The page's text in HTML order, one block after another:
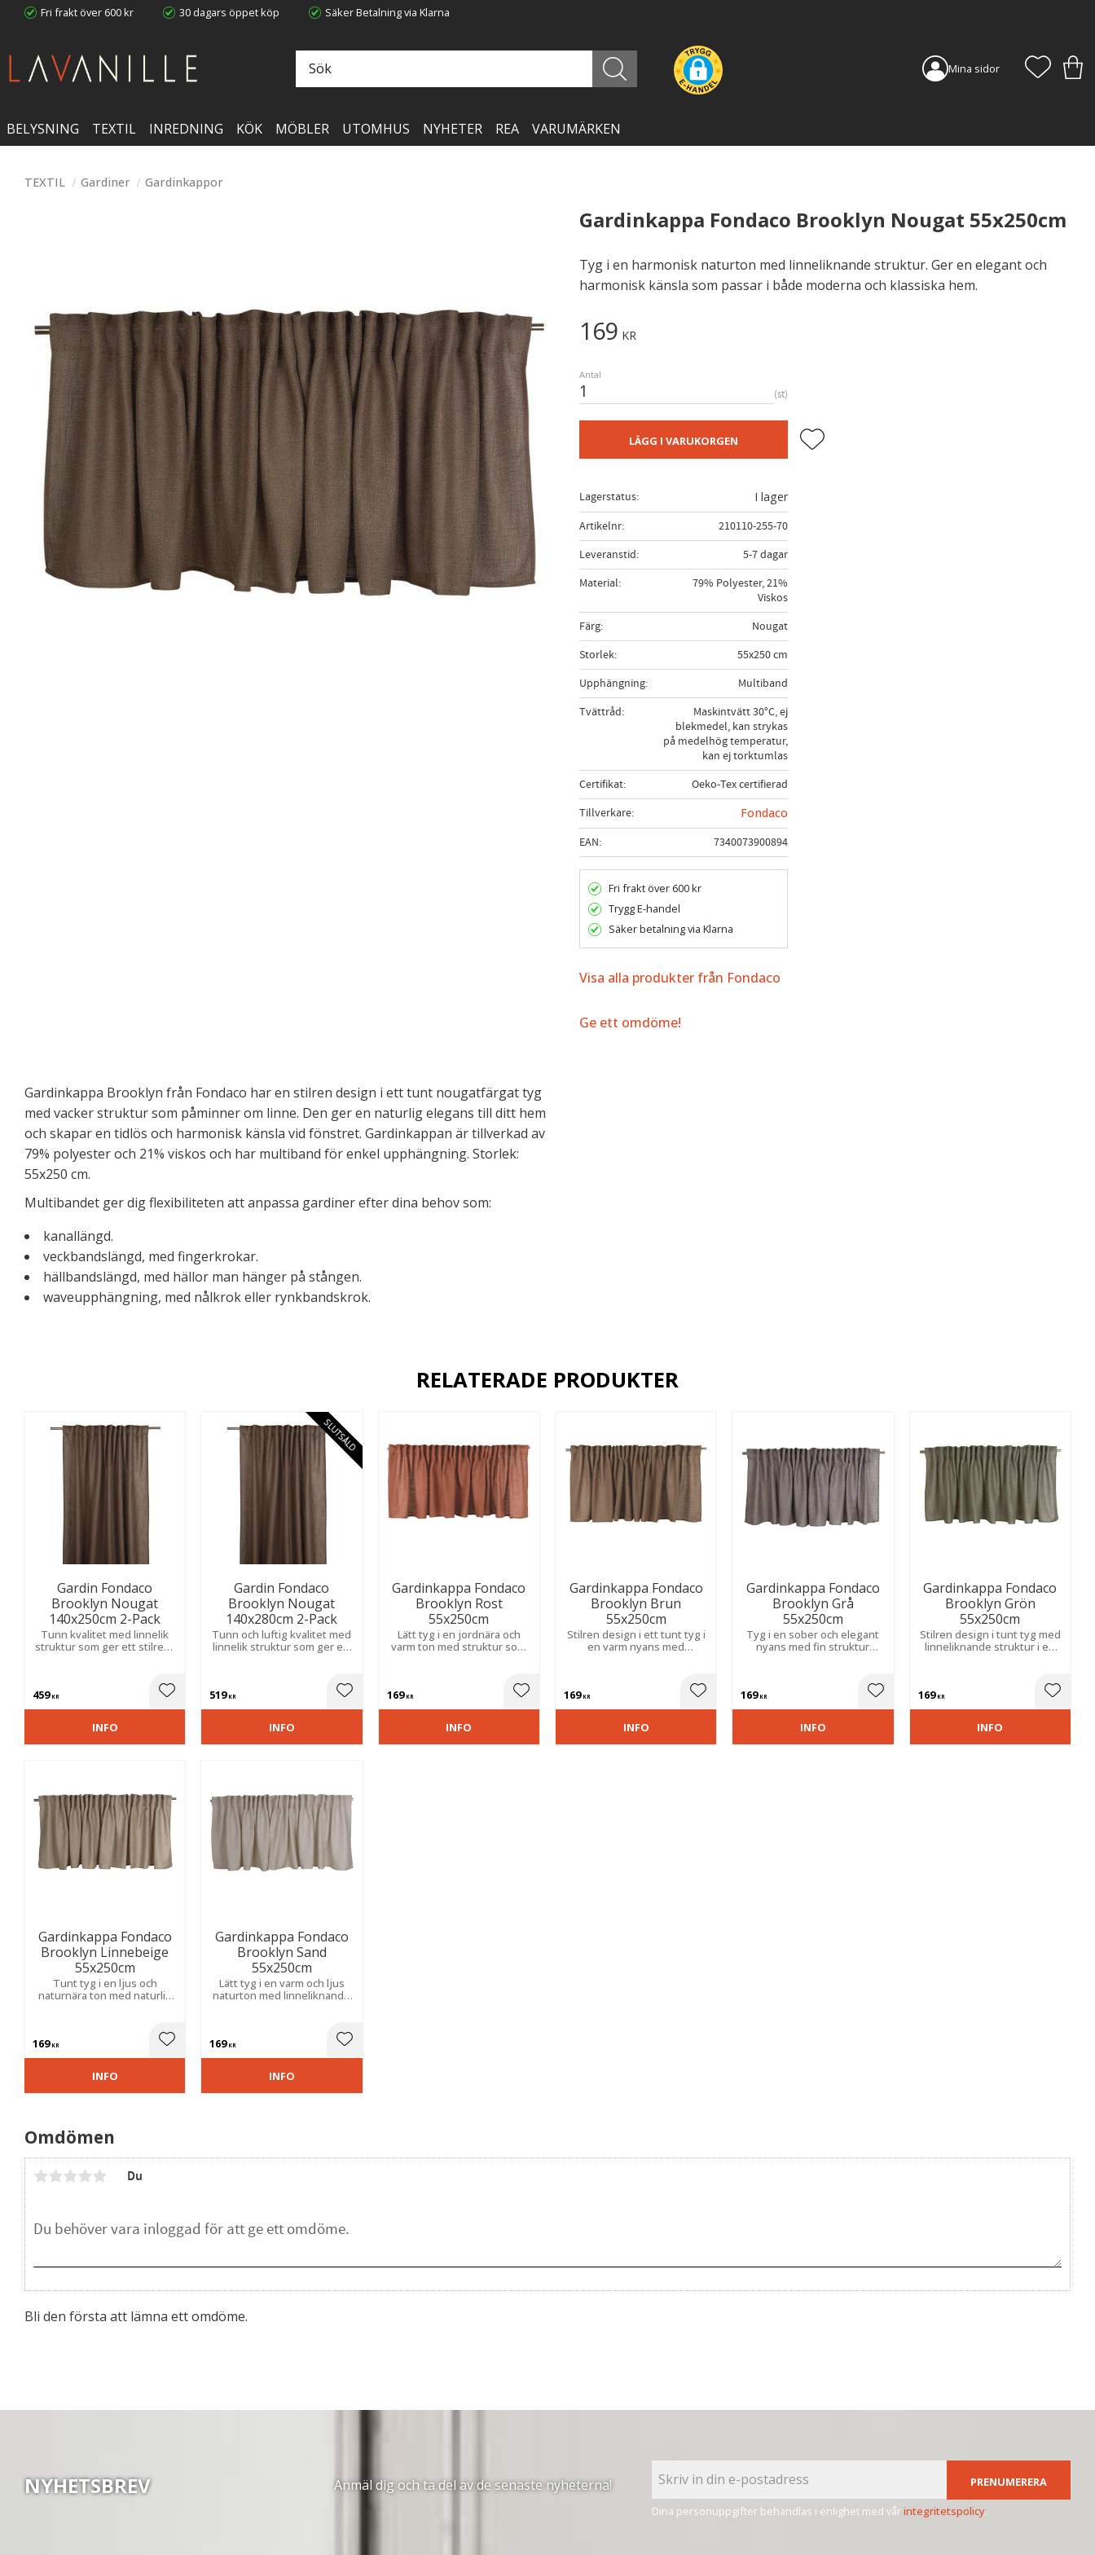
Fri frakt över 600 kr 30 dagars öppet köp Säker Betalning via Klarna
Mina sidor
BELYSNING TEXTIL INREDNING KÖK MÖBLER UTOMHUS NYHETER REA VARUMÄRKEN
TEXTIL Gardiner Gardinkappor
Gardinkappa Fondaco Brooklyn Nougat 55x250cm
Tyg i en harmonisk naturton med linneliknande struktur. Ger en elegant och
harmonisk känsla som passar i både moderna och klassiska hem.
169 KR
Antal
st
LÄGG I VARUKORGEN Lägg till i favoriter
Lagerstatus
I lager
Artikelnr
210110-255-70
Leveranstid
5-7 dagar
Material
79% Polyester, 21%
Viskos
Färg
Nougat
Storlek
55x250 cm
Upphängning
Multiband
Tvättråd
Maskintvätt 30°C, ej
blekmedel, kan strykas
på medelhög temperatur,
kan ej torktumlas
Certifikat
Oeko-Tex certifierad
Tillverkare
Fondaco
EAN
7340073900894
Fri frakt över 600 kr
Trygg E-handel
Säker betalning via Klarna
Visa alla produkter från Fondaco
Ge ett omdöme!
Gardinkappa Brooklyn från Fondaco har en stilren design i ett tunt nougatfärgat tyg
med vacker struktur som påminner om linne. Den ger en naturlig elegans till ditt hem
och skapar en tidlös och harmonisk känsla vid fönstret. Gardinkappan är tillverkad av
79% polyester och 21% viskos och har multiband för enkel upphängning. Storlek:
55x250 cm.
Multibandet ger dig flexibiliteten att anpassa gardiner efter dina behov som:
kanallängd.
veckbandslängd, med fingerkrokar.
hällbandslängd, med hällor man hänger på stången.
waveupphängning, med nålkrok eller rynkbandskrok.
Omdömen
Du
Bli den första att lämna ett omdöme.
RELATERADE PRODUKTER
Gardin Fondaco
Brooklyn Nougat
140x250cm 2-Pack
Tunn kvalitet med linnelik
struktur som ger ett stilrent
459KR Lägg till i favoriter
INFO
Gardin Fondaco
Brooklyn Nougat
140x280cm 2-Pack
Tunn och luftig kvalitet med
linnelik struktur som ger ett
och harmonisk känsla i
519KR
SLUTSÅLD
Lägg till i favoriter
INFO
Gardinkappa Fondaco
Brooklyn Rost
55x250cm
Lätt tyg i en jordnära och
varm ton med struktur som
passar i både modern och
169KR Lägg till i favoriter
INFO
Gardinkappa Fondaco
Brooklyn Brun
55x250cm
Stilren design i ett tunt tyg i
en varm nyans med
169KR Lägg till i favoriter
INFO
Gardinkappa Fondaco
Brooklyn Grå
55x250cm
Tyg i en sober och elegant
nyans med fin struktur
169KR Lägg till i favoriter
INFO
Gardinkappa Fondaco
Brooklyn Grön
55x250cm
Stilren design i tunt tyg med
linneliknande struktur i en
169KR Lägg
INFO
Gardinkappa Fondaco
Brooklyn Linnebeige
55x250cm
Tunt tyg i en ljus och
naturnära ton med naturlig
mjukt uttryck med tidlös
169KR Lägg till i favoriter
INFO
Gardinkappa Fondaco
Brooklyn Sand
55x250cm
Lätt tyg i en varm och ljus
naturton med linneliknande
tidlös känsla i rummet.
169KR Lägg till i favoriter
INFO
NYHETSBREV Anmäl dig och ta del av de senaste nyheterna! PRENUMERERA
Dina personuppgifter behandlas i enlighet med vårintegritetspolicy.